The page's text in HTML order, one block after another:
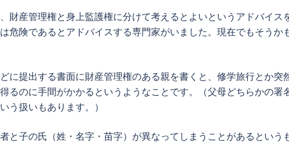
財産管理権と身上監護権に分けて考えるとよいというアドバイス
危険であるとアドバイスする専門家がいました。現在でもそうか
に提出する書面に財産管理権のある親を書くと、修学旅行とか突
るのに手間がかかるというようなことです。（父母どちらかの署
う扱いもあります。）
と子の氏（姓・名字・苗字）が異なってしまうことがあるという